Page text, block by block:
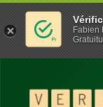
Fabien